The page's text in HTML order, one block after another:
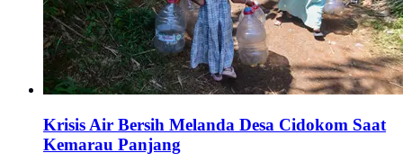
Krisis Air Bersih Melanda Desa Cidokom Saat
Kemarau Panjang